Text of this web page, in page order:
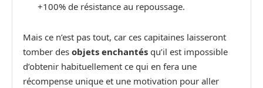
+100% de résistance au repoussage.
Mais ce n’est pas tout, car ces capitaines laisseront
tomber des objets enchantés qu’il est impossible
d’obtenir habituellement ce qui en fera une
récompense unique et une motivation pour aller